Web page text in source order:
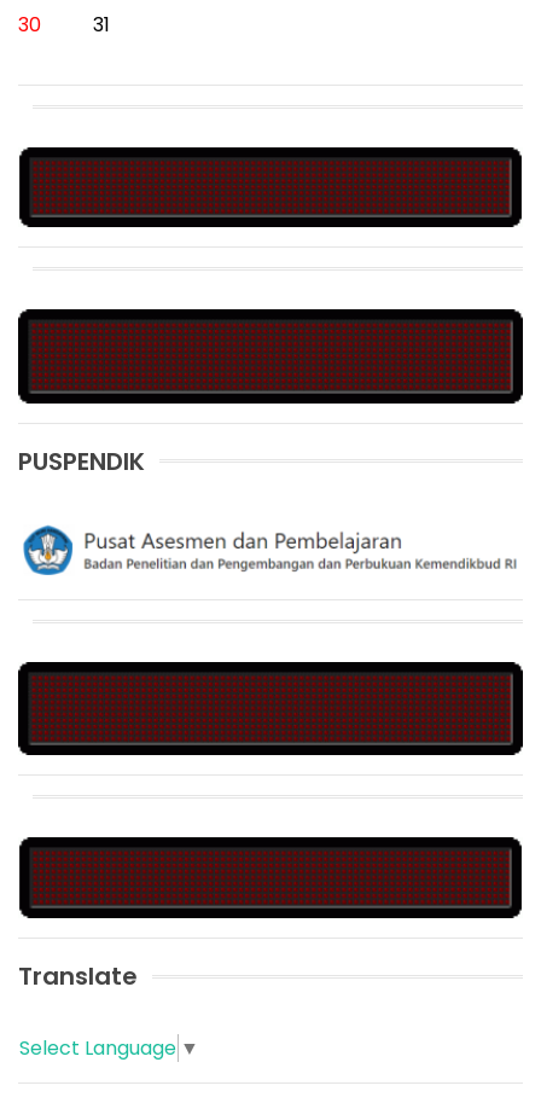
30
31
PUSPENDIK
Translate
Select Language ▼